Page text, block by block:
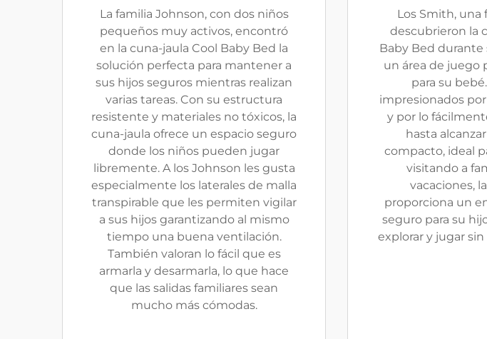
La familia Johnson, con dos niños
pequeños muy activos, encontró
en la cuna-jaula Cool Baby Bed la
solución perfecta para mantener a
sus hijos seguros mientras realizan
varias tareas. Con su estructura
resistente y materiales no tóxicos, la
cuna-jaula ofrece un espacio seguro
donde los niños pueden jugar
libremente. A los Johnson les gusta
especialmente los laterales de malla
transpirable que les permiten vigilar
a sus hijos garantizando al mismo
tiempo una buena ventilación.
También valoran lo fácil que es
armarla y desarmarla, lo que hace
que las salidas familiares sean
mucho más cómodas.
Los Smith, una
descubrieron la
Baby Bed
un área de juego
para su
impresionados
y por lo
hasta
compacto, ideal
visitando a
vacaciones,
proporciona un
seguro para su
explorar y jugar